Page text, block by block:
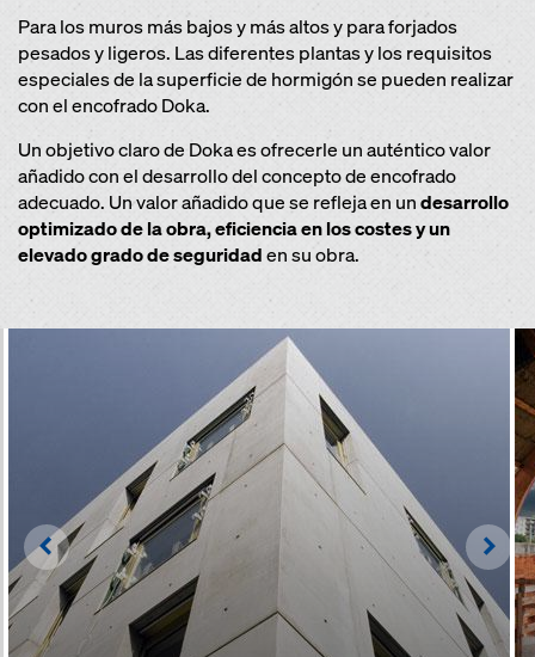
Para los muros más bajos y más altos y para forjados
pesados y ligeros. Las diferentes plantas y los requisitos
especiales de la superficie de hormigón se pueden realizar
con el encofrado Doka.
Un objetivo claro de Doka es ofrecerle un auténtico valor
añadido con el desarrollo del concepto de encofrado
adecuado. Un valor añadido que se refleja en undesarrollo
optimizado de la obra, eficiencia en los costes y un
elevado grado de seguridaden su obra.
Left